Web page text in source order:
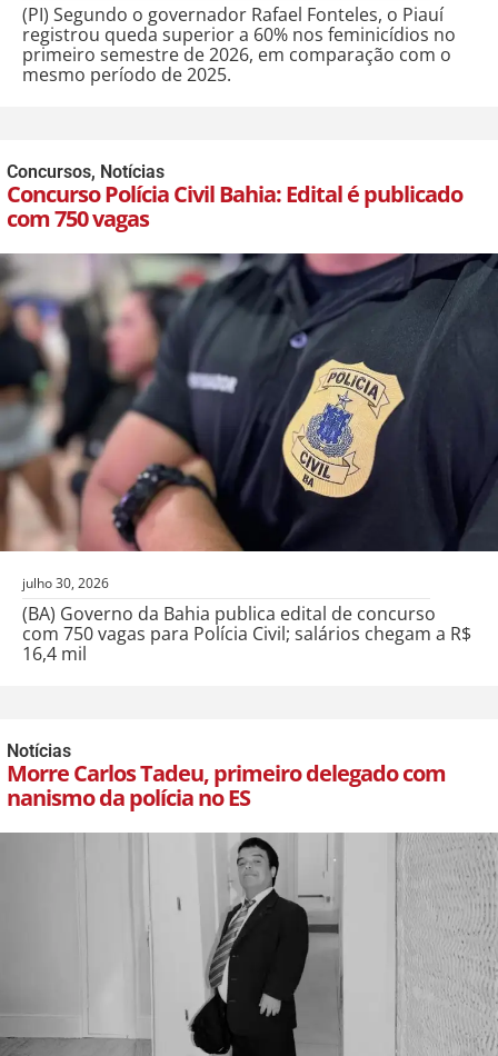
(PI) Segundo o governador Rafael Fonteles, o Piauí
registrou queda superior a 60% nos feminicídios no
primeiro semestre de 2026, em comparação com o
mesmo período de 2025.
Concursos, Notícias
Concurso Polícia Civil Bahia: Edital é publicado
com 750 vagas
julho 30, 2026
(BA) Governo da Bahia publica edital de concurso
com 750 vagas para Polícia Civil; salários chegam a R$
16,4 mil
Notícias
Morre Carlos Tadeu, primeiro delegado com
nanismo da polícia no ES